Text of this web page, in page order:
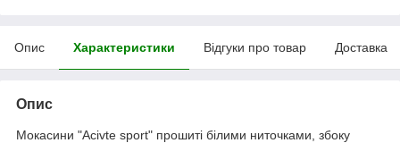
Опис Характеристики Відгуки про товар Доставка
Опис
Мокасини "Acivte sport" прошиті білими ниточками, збоку